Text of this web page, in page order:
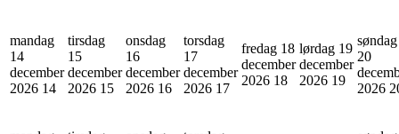
mandag
14
december
2026 14
tirsdag
15
december
2026 15
onsdag
16
december
2026 16
torsdag
17
december
2026 17
fredag 18
december
2026 18
lørdag 19
december
2026 19
søndag
20
2026